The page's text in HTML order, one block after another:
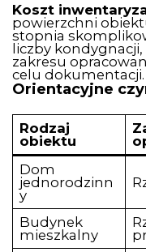
Koszt
powierzchni
stopnia
liczby kondygnacji,
zakresu
celu dokumentacji.
Orientacyjne
Rodzaj
obiektu
Dom
jednorodzinn
y
Budynek
mieszkalny